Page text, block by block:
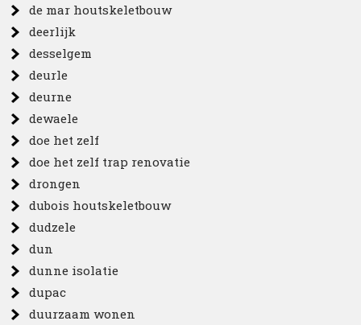
de mar houtskeletbouw
deerlijk
desselgem
deurle
deurne
dewaele
doe het zelf
doe het zelf trap renovatie
drongen
dubois houtskeletbouw
dudzele
dun
dunne isolatie
dupac
duurzaam wonen